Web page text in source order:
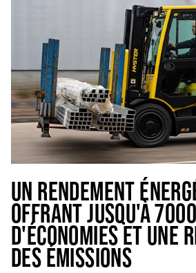
UN RENDEMENT
OFFRANT JUSQU'À
D'ÉCONOMIES ET UNE
DES ÉMISSIONS